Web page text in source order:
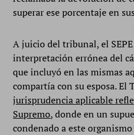
superar ese porcentaje en
A juicio del tribunal, el
interpretación errónea del
que incluyó en las mismas
compartía con su esposa. El
jurisprudencia aplicable
Supremo, donde en un
condenado a este